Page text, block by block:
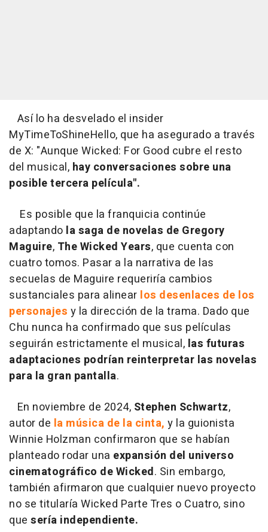
Así lo ha desvelado el insider
MyTimeToShineHello, que ha asegurado a través
de X: "Aunque Wicked: For Good cubre el resto
del musical, hay conversaciones sobre una
posible tercera película".
Es posible que la franquicia continúe
adaptando la saga de novelas de Gregory
Maguire, The Wicked Years, que cuenta con
cuatro tomos. Pasar a la narrativa de las
secuelas de Maguire requeriría cambios
sustanciales para alinear los desenlaces de los
personajes y la dirección de la trama. Dado que
Chu nunca ha confirmado que sus películas
seguirán estrictamente el musical, las futuras
adaptaciones podrían reinterpretar las novelas
para la gran pantalla.
En noviembre de 2024, Stephen Schwartz,
autor de la música de la cinta, y la guionista
Winnie Holzman confirmaron que se habían
planteado rodar una expansión del universo
cinematográfico de Wicked. Sin embargo,
también afirmaron que cualquier nuevo proyecto
no se titularía Wicked Parte Tres o Cuatro, sino
que sería independiente.